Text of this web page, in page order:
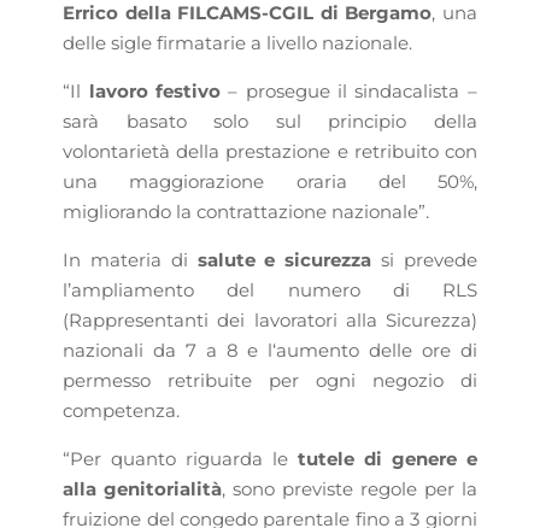
Errico della FILCAMS-CGIL di Bergamo, una
delle sigle firmatarie a livello nazionale.
“Il lavoro festivo – prosegue il sindacalista –
sarà basato solo sul principio della
volontarietà della prestazione e retribuito con
una maggiorazione oraria del 50%,
migliorando la contrattazione nazionale”.
In materia di salute e sicurezza si prevede
l’ampliamento del numero di RLS
(Rappresentanti dei lavoratori alla Sicurezza)
nazionali da 7 a 8 e l‘aumento delle ore di
permesso retribuite per ogni negozio di
competenza.
“Per quanto riguarda le tutele di genere e
alla genitorialità, sono previste regole per la
fruizione del congedo parentale fino a 3 giorni